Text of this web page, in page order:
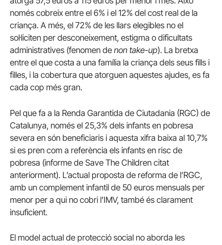
només cobreix entre el 6% i el 12% del cost real de la
criança. A més, el 72% de les llars elegibles no el
sol·liciten per desconeixement, estigma o dificultats
administratives (fenomen de non take-up). La bretxa
entre el que costa a una família la criança dels seus fills i
filles, i la cobertura que atorguen aquestes ajudes, es fa
cada cop més gran.
Pel que fa a la Renda Garantida de Ciutadania (RGC) de
Catalunya, només el 25,3% dels infants en pobresa
severa en són beneficiaris i aquesta xifra baixa al 10,7%
si es pren com a referència els infants en risc de
pobresa (informe de Save The Children citat
anteriorment). L’actual proposta de reforma de l’RGC,
amb un complement infantil de 50 euros mensuals per
menor per a qui no cobri l’IMV, també és clarament
insuficient.
El model actual de protecció social no aborda les